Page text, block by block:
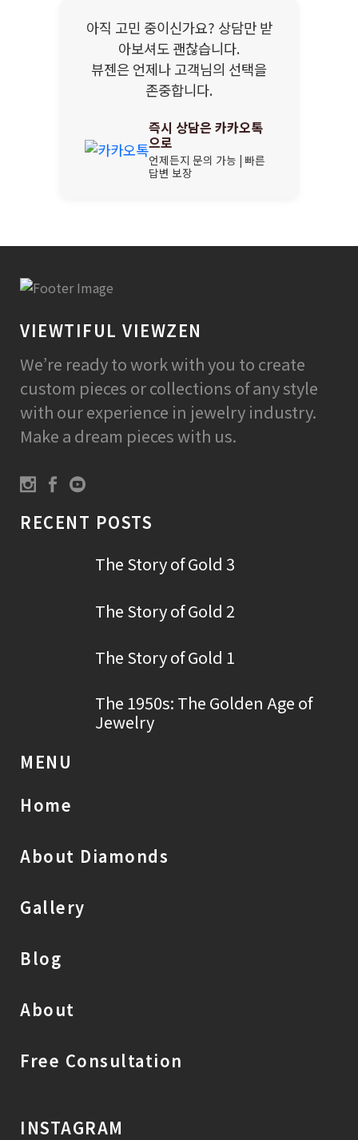
아직 고민 중이신가요? 상담만 받
아보셔도 괜찮습니다.
뷰젠은 언제나 고객님의 선택을
존중합니다.
즉시 상담은 카카오톡
으로
언제든지 문의 가능 | 빠른
답변 보장
VIEWTIFUL VIEWZEN
We’re ready to work with you to create
custom pieces or collections of any style
with our experience in jewelry industry.
Make a dream pieces with us.
RECENT POSTS
The Story of Gold 3
The Story of Gold 2
The Story of Gold 1
The 1950s: The Golden Age of
Jewelry
MENU
Home
About Diamonds
Gallery
Blog
About
Free Consultation
INSTAGRAM